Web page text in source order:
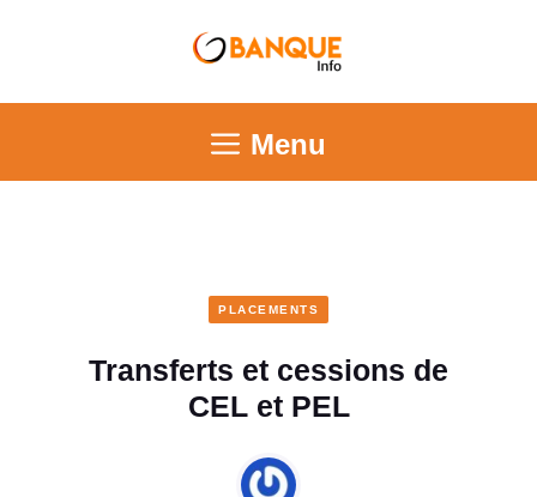
Menu
PLACEMENTS
Transferts et cessions de
CEL et PEL